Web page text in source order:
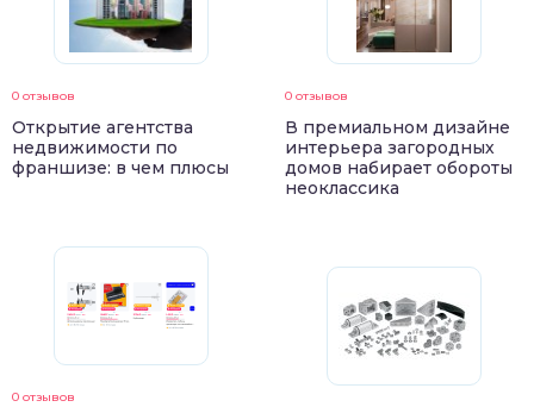
0 отзывов
Открытие агентства
недвижимости по
франшизе: в чем плюсы
0 отзывов
0 отзывов
В премиальном дизайне
интерьера загородных
домов набирает обороты
неоклассика